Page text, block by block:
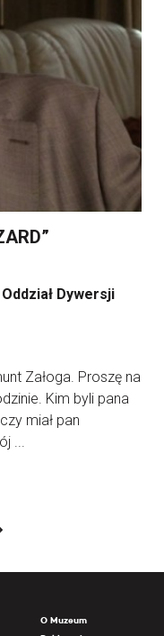
Dywersji
Załoga. Proszę na
Kim byli pana
miał pan
...
O Muzeum